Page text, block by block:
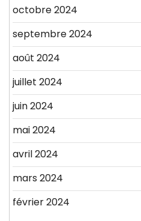
octobre 2024
septembre 2024
août 2024
juillet 2024
juin 2024
mai 2024
avril 2024
mars 2024
février 2024